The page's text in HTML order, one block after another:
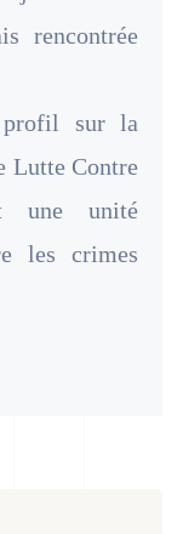
rencontrée
profil sur la
Lutte Contre
une unité
les crimes